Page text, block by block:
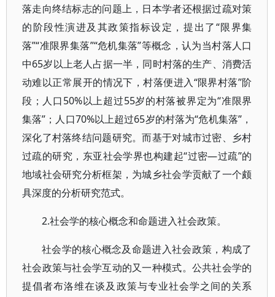
落走向终结标志的问题上，日本学者还根据过疏对策
的阶段性演进及其政策指标设定，提出了“限界集
落”“准限界集落”“危机集落”等概念，认为当村落人口
中65岁以上老人占据一半，同时村落的生产、消费活
动难以正常展开的情况下，村落便进入“限界村落”阶
段；人口50%以上超过55岁的村落被界定为“准限界
集落”；人口70%以上超过65岁的村落为“危机集落”，
深化了村落终结问题研究。而基于对城市过密、乡村
过疏的研究，东亚社会学界也构建起“过密—过疏”的
地域社会研究分析框架，为城乡社会学贡献了一个颇
具深度的分析研究范式。
2.社会学的核心概念和命题进入社会政策。
社会学的核心概念及命题进入社会政策，构成了
社会政策与社会学互动的又一种模式。公共社会学的
提倡者布洛维在谈及政策与专业社会学之间的关系